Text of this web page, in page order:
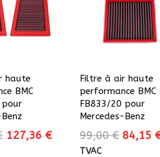
haute
BMC
pour
Le
127,36 €Le
Filtre à air haute
performance BMC
FB833/20 pour
Mercedes-Benz
99,00€ Le
84,15
TVAC